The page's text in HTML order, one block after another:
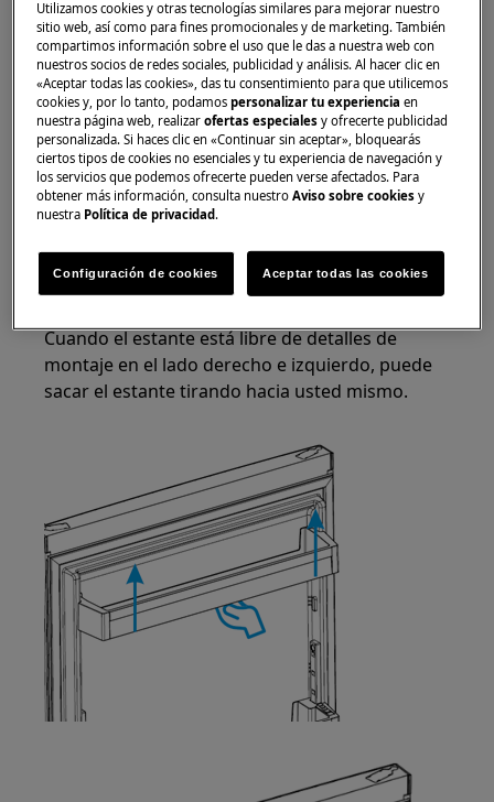
Utilice siempre guantes de seguridad y calzado
cerrado.
Tenga en cuenta que la autoreparación o la
reparación no profesional pueden tener
consecuencias para la seguridad si no se realizan
correctamente.
CAMBIO ESTANTE PUERTA
Levante suavemente el estante con ambas
manos, sin doblar ni torcer el estante.
Cuando el estante está libre de detalles de
montaje en el lado derecho e izquierdo, puede
sacar el estante tirando hacia usted mismo.
Utilizamos cookies y otras tecnologías similares para mejorar nuestro
sitio web, así como para fines promocionales y de marketing. También
compartimos información sobre el uso que le das a nuestra web con
nuestros socios de redes sociales, publicidad y análisis. Al hacer clic en
«Aceptar todas las cookies», das tu consentimiento para que utilicemos
cookies y, por lo tanto, podamospersonalizar tu experienciaen
nuestra página web, realizarofertas especiales y ofrecerte publicidad
personalizada. Si haces clic en «Continuar sin aceptar», bloquearás
ciertos tipos de cookies no esenciales y tu experiencia de navegación y
los servicios que podemos ofrecerte pueden verse afectados. Para
obtener más información, consulta nuestroAviso sobre cookies y
nuestra Política de privacidad.
Configuración de cookies Aceptar todas las cookies